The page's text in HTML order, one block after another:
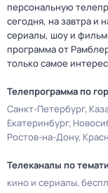
персональную
сегодня, на завтра и
сериалы, шоу и
программа от
только самое
Телепрограмма по
Санкт-Петербург
Екатеринбург
Ростов-на-Дону
Телеканалы по
кино и сериалы